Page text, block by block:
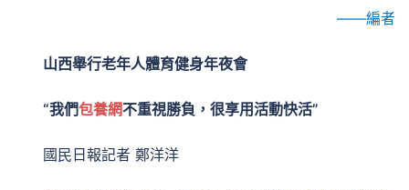
——編者
山西舉行老年人體育健身年夜會
“我們包養網不重視勝負，很享用活動快活”
國民日報記者 鄭洋洋